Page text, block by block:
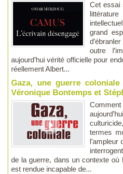
Cet essai
grand
outre
aujourd’hui vérité officielle pour
réellement Albert...
Gaza, une guerre
Véronique Bontemps et
Comment
termes
de la guerre, dans un contexte où
est rendue incapable de...